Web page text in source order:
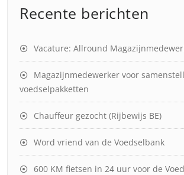
Recente berichten
Vacature: Allround
Magazijnmedewerker voor
voedselpakketten
Chauffeur gezocht (Rijbewijs BE)
Word vriend van de Voedselbank
600 KM fietsen in 24 uur voor de